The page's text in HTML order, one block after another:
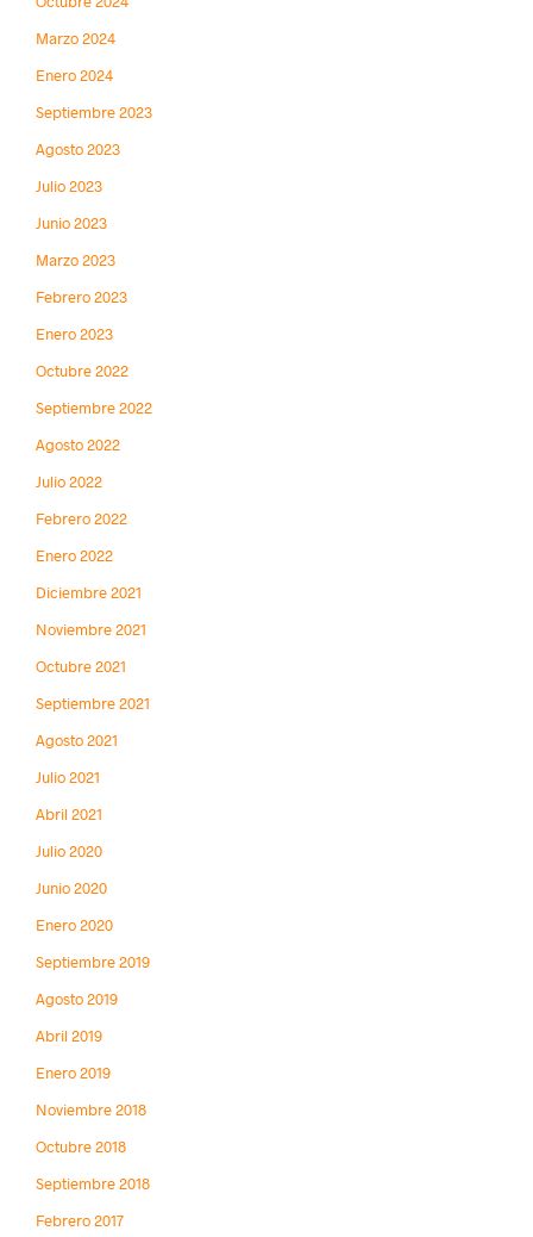
Marzo 2024
Enero 2024
Septiembre 2023
Agosto 2023
Julio 2023
Junio 2023
Marzo 2023
Febrero 2023
Enero 2023
Octubre 2022
Septiembre 2022
Agosto 2022
Julio 2022
Febrero 2022
Enero 2022
Diciembre 2021
Noviembre 2021
Octubre 2021
Septiembre 2021
Agosto 2021
Julio 2021
Abril 2021
Julio 2020
Junio 2020
Enero 2020
Septiembre 2019
Agosto 2019
Abril 2019
Enero 2019
Noviembre 2018
Octubre 2018
Septiembre 2018
Febrero 2017